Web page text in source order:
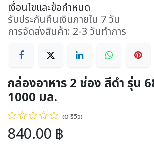
เงื่อนไขและข้อกำหนด
รับประกันคืนเงินภายใน 7 วัน
การจัดส่งสินค้า: 2-3 วันทำการ
กล่องอาหาร 2 ช่อง สีดำ รุ่น
1000 มล.
(0 รีวิว)
840.00 ฿